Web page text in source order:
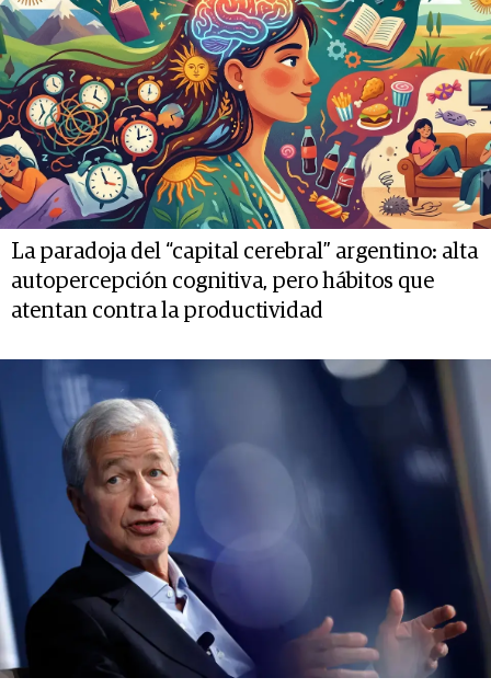
La paradoja del “capital cerebral” argentino: alta
autopercepción cognitiva, pero hábitos que
atentan contra la productividad